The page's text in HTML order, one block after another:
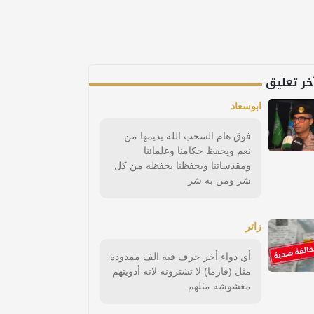
تعليق
ابوسعاد
فوق هام السحب الله يديمها من
نعم ويحفظ حكامنا وعلمائنا
ومقدساتنا ويحفظنا بحفظه من كل
شر ومن به شر
زائر
أي دواء أخر حرف فيه الف ممدوده
مثل (فارما) لا تشترونه لانه أدويتهم
مغشوشة مثلهم